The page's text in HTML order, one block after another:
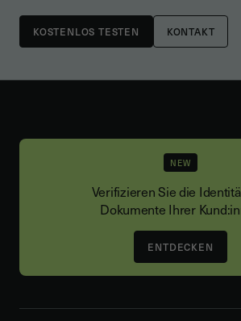
KONTAKT
NEW
Verifizieren Sie die
Dokumente Ihrer
ENTDECKEN